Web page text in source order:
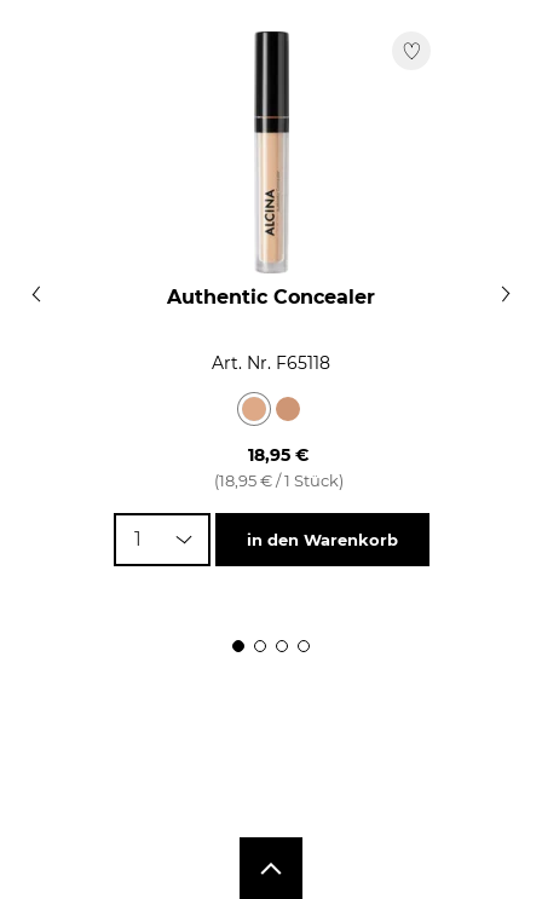
Authentic Concealer
Art. Nr. F65118
18,95 €
(18,95 € / 1 Stück)
1 in den Warenkorb